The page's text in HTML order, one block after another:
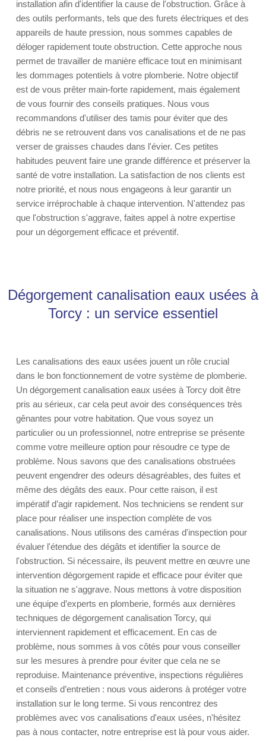
installation afin d'identifier la cause de l'obstruction. Grâce à
des outils performants, tels que des furets électriques et des
appareils de haute pression, nous sommes capables de
déloger rapidement toute obstruction. Cette approche nous
permet de travailler de manière efficace tout en minimisant
les dommages potentiels à votre plomberie. Notre objectif
est de vous prêter main-forte rapidement, mais également
de vous fournir des conseils pratiques. Nous vous
recommandons d'utiliser des tamis pour éviter que des
débris ne se retrouvent dans vos canalisations et de ne pas
verser de graisses chaudes dans l'évier. Ces petites
habitudes peuvent faire une grande différence et préserver la
santé de votre installation. La satisfaction de nos clients est
notre priorité, et nous nous engageons à leur garantir un
service irréprochable à chaque intervention. N'attendez pas
que l'obstruction s'aggrave, faites appel à notre expertise
pour un dégorgement efficace et préventif.
Dégorgement canalisation eaux usées à
Torcy : un service essentiel
Les canalisations des eaux usées jouent un rôle crucial
dans le bon fonctionnement de votre système de plomberie.
Un dégorgement canalisation eaux usées à Torcy doit être
pris au sérieux, car cela peut avoir des conséquences très
gênantes pour votre habitation. Que vous soyez un
particulier ou un professionnel, notre entreprise se présente
comme votre meilleure option pour résoudre ce type de
problème. Nous savons que des canalisations obstruées
peuvent engendrer des odeurs désagréables, des fuites et
même des dégâts des eaux. Pour cette raison, il est
impératif d’agir rapidement. Nos techniciens se rendent sur
place pour réaliser une inspection complète de vos
canalisations. Nous utilisons des caméras d'inspection pour
évaluer l'étendue des dégâts et identifier la source de
l'obstruction. Si nécessaire, ils peuvent mettre en œuvre une
intervention dégorgement rapide et efficace pour éviter que
la situation ne s'aggrave. Nous mettons à votre disposition
une équipe d’experts en plomberie, formés aux dernières
techniques de dégorgement canalisation Torcy, qui
interviennent rapidement et efficacement. En cas de
problème, nous sommes à vos côtés pour vous conseiller
sur les mesures à prendre pour éviter que cela ne se
reproduise. Maintenance préventive, inspections régulières
et conseils d’entretien : nous vous aiderons à protéger votre
installation sur le long terme. Si vous rencontrez des
problèmes avec vos canalisations d'eaux usées, n'hésitez
pas à nous contacter, notre entreprise est là pour vous aider.